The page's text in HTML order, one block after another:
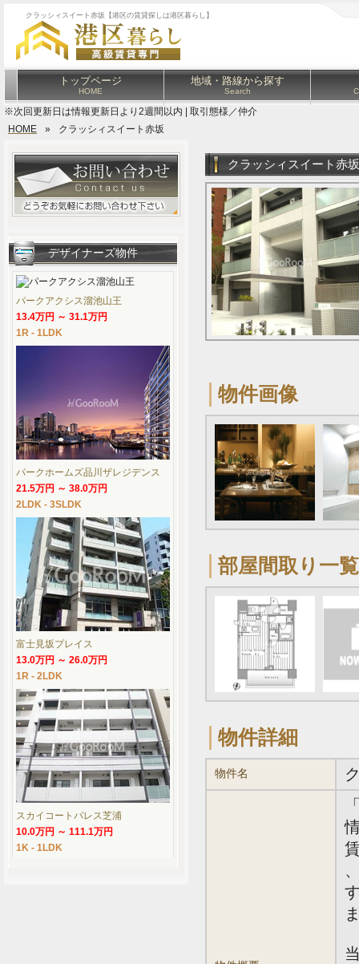
クラッシィスイート赤坂【港区の賃貸探しは港区暮らし】
トップページ
HOME
地域・路線から探す
Search
※次回更新日は情報更新日より2週間以内 | 取引態様／仲介
HOME
» クラッシィスイート赤坂
クラッシィスイート赤坂
物件画像
部屋間取り一覧
物件詳細
物件名
デザイナーズ物件
パークアクシス溜池山王
13.4万円 ～ 31.1万円
1R - 1LDK
パークホームズ品川ザレジデンス
21.5万円 ～ 38.0万円
2LDK - 3SLDK
富士見坂プレイス
13.0万円 ～ 26.0万円
1R - 2LDK
スカイコートパレス芝浦
10.0万円 ～ 111.1万円
1K - 1LDK